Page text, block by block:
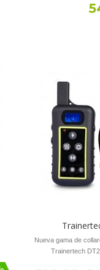
Nueva gama de
Trainertech